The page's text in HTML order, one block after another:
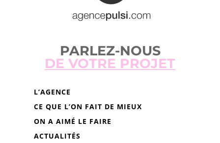
PARLEZ-NOUS
DE VOTRE PROJET
L’AGENCE
CE QUE L’ON FAIT DE MIEUX
ON A AIMÉ LE FAIRE
ACTUALITÉS